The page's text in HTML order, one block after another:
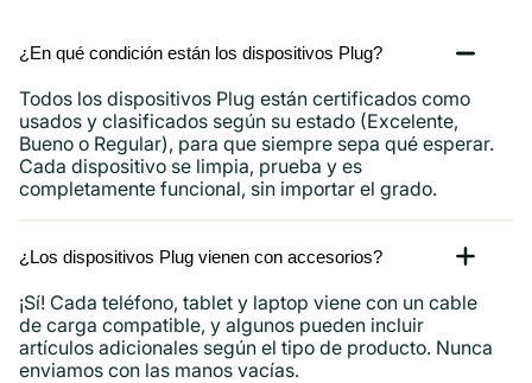
¿En qué condición están los dispositivos Plug?
Todos los dispositivos Plug están certificados como
usados ​​y clasificados según su estado (Excelente,
Bueno o Regular), para que siempre sepa qué esperar.
Cada dispositivo se limpia, prueba y es
completamente funcional, sin importar el grado.
¿Los dispositivos Plug vienen con accesorios?
¡Sí! Cada teléfono, tablet y laptop viene con un cable
de carga compatible, y algunos pueden incluir
artículos adicionales según el tipo de producto. Nunca
enviamos con las manos vacías.